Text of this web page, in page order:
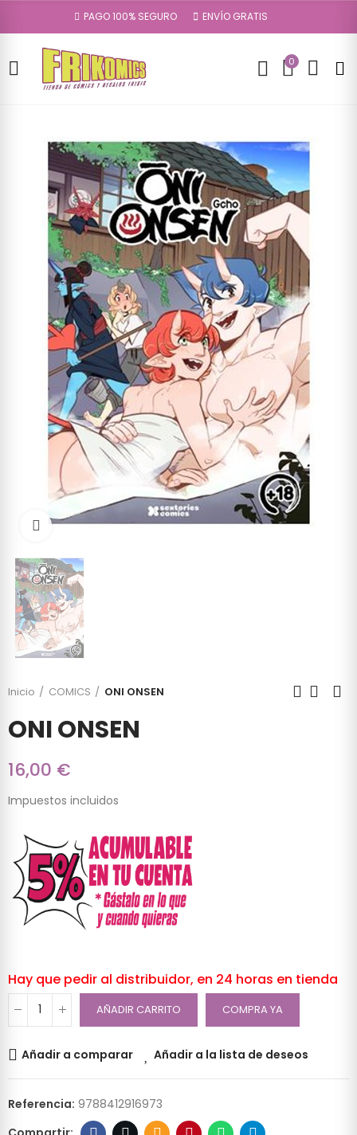
PAGO 100% SEGURO ENVÍO GRATIS
0
Click to enlarge
Inicio COMICS ONI ONSEN
ONI ONSEN
16,00 €
Impuestos incluidos
Hay que pedir al distribuidor, en 24 horas en tienda
AÑADIR CARRITO COMPRA YA
Añadir a comparar Añadir a la lista de deseos
Referencia: 9788412916973